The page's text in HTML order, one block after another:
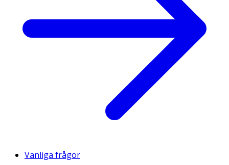
Vanliga frågor